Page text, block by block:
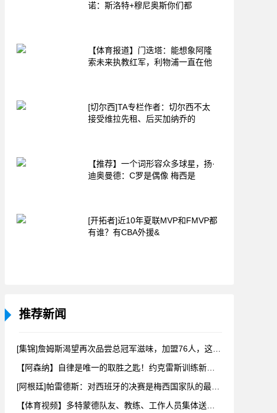
诺：斯洛特+穆尼奥斯你们都
【体育报道】门迭塔：能想象阿隆
索未来执教红军，利物浦一直在他
[切尔西]TA专栏作者：切尔西不太
接受维拉先租、后买加纳乔的
【推荐】一个词形容众多球星，扬·
迪奥曼德：C罗是偶像 梅西是
[开拓者]近10年夏联MVP和FMVP都
有谁？有CBA外援&
推荐新闻